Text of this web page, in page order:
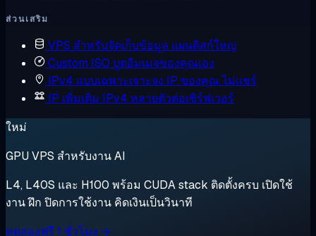
ส่วนเสริม
VPS สำหรับจัดเก็บข้อมูล แผนดิสก์ใหญ่
Custom ISO บูตอิมเมจของคุณเอง
IPv4 แบบเฉพาะเจาะจง IP ของคุณ ไม่แชร์
IP เพิ่มเติม IPv4 หลายตัวต่อเซิร์ฟเวอร์
ใหม่
GPU VPS สำหรับงาน AI
L4, L40S และ H100 พร้อม CUDA stack ติดตั้งครบ เปิดใช้
งาน ฝึก ปิดการใช้งาน คิดเงินเป็นวินาที
ทดลองฟรี 1 ชั่วโมง →